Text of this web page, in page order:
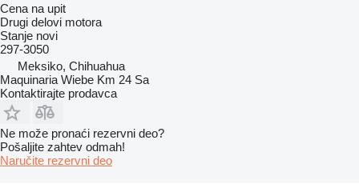
Cena na upit
Drugi delovi motora
Stanje novi
297-3050
Meksiko, Chihuahua
Maquinaria Wiebe Km 24 Sa
Kontaktirajte prodavca
Ne može pronaći rezervni dеo?
Pošaljite zahtev odmah!
Naručite rezervni dеo